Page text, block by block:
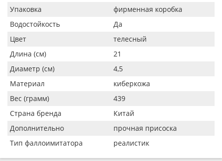
Упаковка
фирменная коробка
Водостойкость
Да
Цвет
телесный
Длина (см)
21
Диаметр (см)
4,5
Материал
киберкожа
Вес (грамм)
439
Страна бренда
Китай
Дополнительно
прочная присоска
Тип фаллоимитатора
реалистик